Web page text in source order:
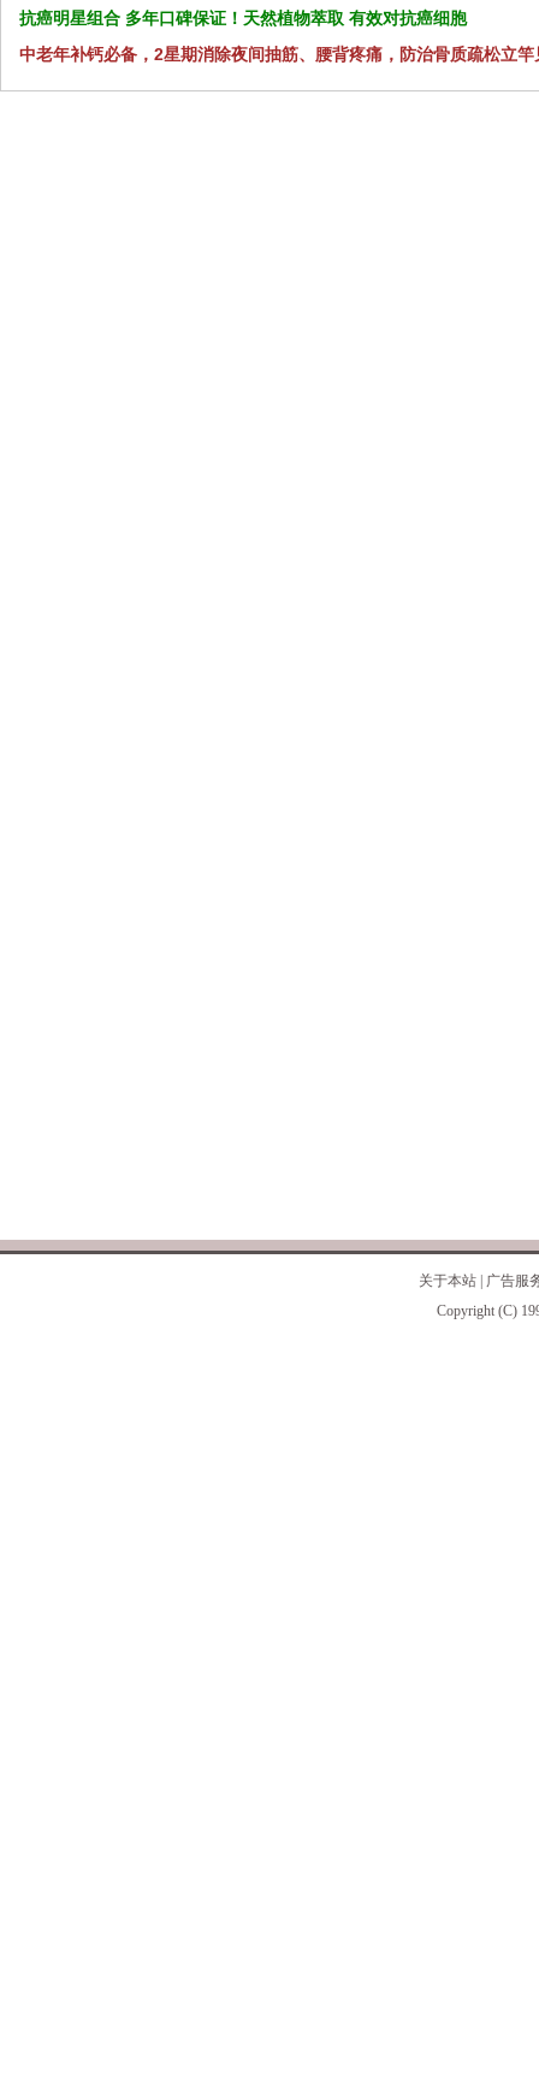
抗癌明星组合 多年口碑保证！天然植物萃取 有效对抗癌细胞
中老年补钙必备，2星期消除夜间抽筋、腰背疼痛，防治骨质疏松立竿
关于本站
广告服
Copyright (C)